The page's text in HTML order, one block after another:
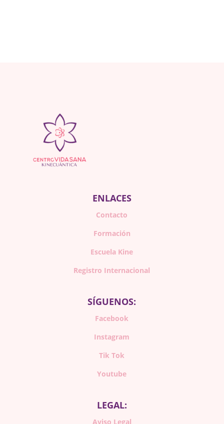
ENLACES
Contacto
Formación
Escuela Kine
Registro Internacional
SÍGUENOS:
Facebook
Instagram
Tik Tok
Youtube
LEGAL:
Aviso Legal